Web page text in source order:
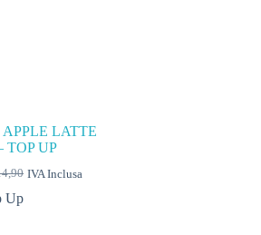
LATTE
TOP UP
IVA Inclusa
Up